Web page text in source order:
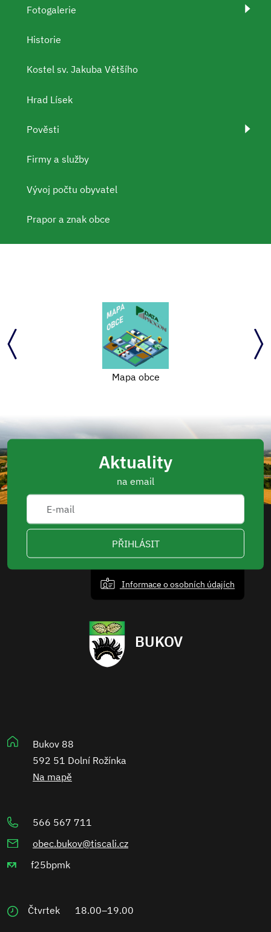
Fotogalerie
Historie
Kostel sv. Jakuba Většího
Hrad Lísek
Pověsti
Firmy a služby
Vývoj počtu obyvatel
Prapor a znak obce
Mapa obce
Aktuality
na email
PŘIHLÁSIT
Informace o osobních údajích
BUKOV
Bukov 88
592 51 Dolní Rožínka
Na mapě
566 567 711
obec.bukov@tiscali.cz
f25bpmk
Čtvrtek 18.00–19.00